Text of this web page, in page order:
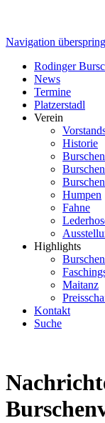
Navigation
Rodinger
News
Termine
Platzerstadl
Verein
Historie
Humpen
Fahne
Highlights
Maitanz
Kontakt
Suche